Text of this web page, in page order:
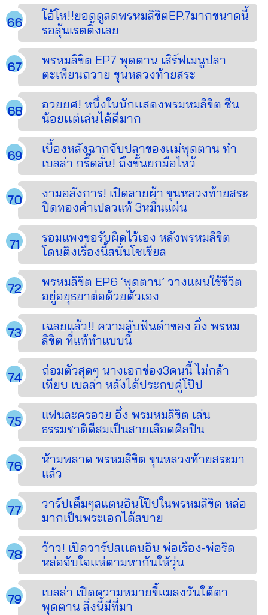
โอ้โห!!ยอดดูสดพรหมลิขิตEP.7มากขนาดนี้
รอลุ้นเรตติ้งเลย
พรหมลิขิต EP7 พุดตาน เสิร์ฟเมนูปลา
ตะเพียนถวาย ขุนหลวงท้ายสระ
อวยยศ! หนึ่งในนักเเสดงพรมหมลิขิต ซีน
น้อยเเต่เล่นได้ดีมาก
เบื้องหลังฉากจับปลาของเเม่พุดตาน ทำ
เบลล่า กรี๊ดลั่น! ถึงขั้นยกมือไหว้
งามอลังการ! เปิดลายผ้า ขุนหลวงท้ายสระ
ปิดทองคำเปลวแท้ 3หมื่นแผ่น
รอมแพงขอรับผิดไว้เอง หลังพรหมลิขิต
โดนติงเรื่องนี้สนั่นโซเชียล
พรหมลิขิต EP6 ‘พุดตาน’ วางแผนใช้ชีวิต
อยู่อยุธยาต่อด้วยตัวเอง
เฉลยแล้ว!! ความลับฟันดำของ อึ่ง พรหม
ลิขิต ที่แท้ทำแบบนี้
ถ่อมตัวสุดๆ นางเอกช่อง3คนนี้ ไม่กล้า
เทียบ เบลล่า หลังได้ประกบคู่โป๊ป
แฟนละครอวย อึ่ง พรมหมลิขิต เล่น
ธรรมชาติดีสมเป็นสายเลือดศิลปิน
ห้ามพลาด พรหมลิขิต ขุนหลวงท้ายสระมา
แล้ว
วาร์ปเต็มๆสแตนอินโป๊ปในพรหมลิขิต หล่อ
มากเป็นพระเอกได้สบาย
ว้าว! เปิดวาร์ปสเเตนอิน พ่อเรือง-พ่อริด
หล่อจับใจเเห่ตามหากันให้วุ่น
เบลล่า เปิดความหมายขี้แมลงวันใต้ตา
พุดตาน สิ่งนี้มีที่มา